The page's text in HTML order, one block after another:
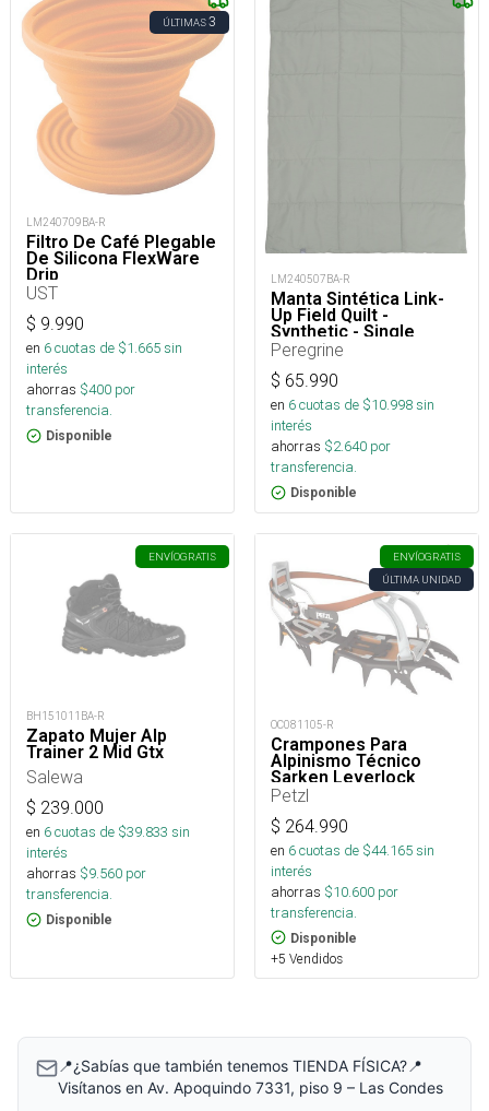
ÚLTIMAS3
LM240709BA-R
Filtro De Café Plegable
De Silicona FlexWare
Drip
UST
$ 9.990
en 6cuotas de $1.665sin
interés
ahorras $400 por
transferencia.
Disponible
LM240507BA-R
Manta Sintética Link-
Up Field Quilt -
Synthetic - Single
Peregrine
$ 65.990
en 6cuotas de $10.998sin
interés
ahorras $2.640 por
transferencia.
Disponible
ENVÍOGRATIS
BH151011BA-R
Zapato Mujer Alp
Trainer 2 Mid Gtx
Salewa
$ 239.000
en 6cuotas de $39.833 sin
interés
ahorras $9.560 por
transferencia.
Disponible
ENVÍOGRATIS
ÚLTIMA UNIDAD
OC081105-R
Crampones Para
Alpinismo Técnico
Sarken Leverlock
Universel
Petzl
$ 264.990
en 6cuotas de $44.165sin
interés
ahorras $10.600 por
transferencia.
Disponible
+5 Vendidos
📍¿Sabías que también tenemos TIENDA FÍSICA?📍
Visítanos en Av. Apoquindo 7331, piso 9 – Las Condes